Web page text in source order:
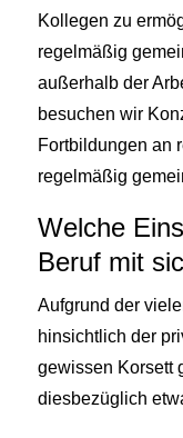
Kollegen zu
regelmäßig
außerhalb der
besuchen wir
Fortbildungen an
regelmäßig
Welche
Beruf mit
Aufgrund der
hinsichtlich der
gewissen Korsett
diesbezüglich